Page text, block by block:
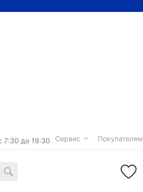
7:30 до 19:30 Сервис Покупателям